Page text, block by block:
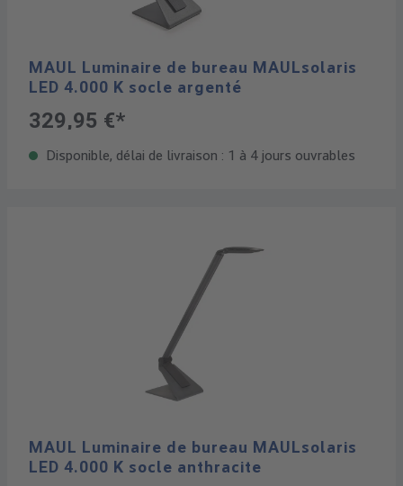
MAUL Luminaire de bureau MAULsolaris
LED 4.000 K socle argenté
329,95 €*
Disponible, délai de livraison : 1 à 4 jours ouvrables
MAUL Luminaire de bureau MAULsolaris
LED 4.000 K socle anthracite